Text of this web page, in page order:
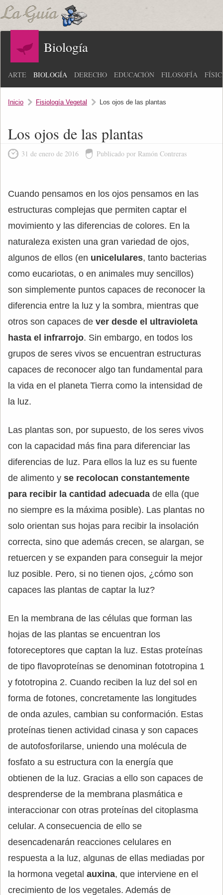
Biología
ARTE BIOLOGÍA DERECHO EDUCACIÓN FILOSOFÍA
Inicio Fisiología Vegetal Los ojos de las plantas
Los ojos de las plantas
31 de enero de 2016 Publicado por Ramón Contreras
Cuando pensamos en los ojos pensamos en las
estructuras complejas que permiten captar el
movimiento y las diferencias de colores. En la
naturaleza existen una gran variedad de ojos,
algunos de ellos (en unicelulares, tanto bacterias
como eucariotas, o en animales muy sencillos)
son simplemente puntos capaces de reconocer la
diferencia entre la luz y la sombra, mientras que
otros son capaces de ver desde el ultravioleta
hasta el infrarrojo. Sin embargo, en todos los
grupos de seres vivos se encuentran estructuras
capaces de reconocer algo tan fundamental para
la vida en el planeta Tierra como la intensidad de
la luz.
Las plantas son, por supuesto, de los seres vivos
con la capacidad más fina para diferenciar las
diferencias de luz. Para ellos la luz es su fuente
de alimento y se recolocan constantemente
para recibir la cantidad adecuada de ella (que
no siempre es la máxima posible). Las plantas no
solo orientan sus hojas para recibir la insolación
correcta, sino que además crecen, se alargan, se
retuercen y se expanden para conseguir la mejor
luz posible. Pero, si no tienen ojos, ¿cómo son
capaces las plantas de captar la luz?
En la membrana de las células que forman las
hojas de las plantas se encuentran los
fotoreceptores que captan la luz. Estas proteínas
de tipo flavoproteínas se denominan fototropina 1
y fototropina 2. Cuando reciben la luz del sol en
forma de fotones, concretamente las longitudes
de onda azules, cambian su conformación. Estas
proteínas tienen actividad cinasa y son capaces
de autofosforilarse, uniendo una molécula de
fosfato a su estructura con la energía que
obtienen de la luz. Gracias a ello son capaces de
desprenderse de la membrana plasmática e
interaccionar con otras proteínas del citoplasma
celular. A consecuencia de ello se
desencadenarán reacciones celulares en
respuesta a la luz, algunas de ellas mediadas por
la hormona vegetal auxina, que interviene en el
crecimiento de los vegetales. Además de